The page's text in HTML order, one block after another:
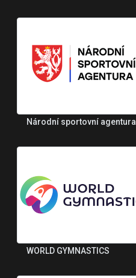
Národní sportovní agentura
WORLD GYMNASTICS